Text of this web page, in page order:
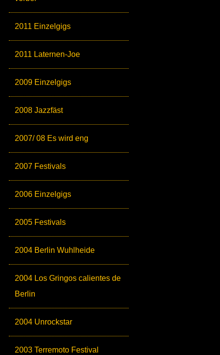
2011 Einzelgigs
2011 Laternen-Joe
2009 Einzelgigs
2008 Jazzfäst
2007/ 08 Es wird eng
2007 Festivals
2006 Einzelgigs
2005 Festivals
2004 Berlin Wuhlheide
2004 Los Gringos calientes de
Berlin
2004 Unrockstar
2003 Terremoto Festival